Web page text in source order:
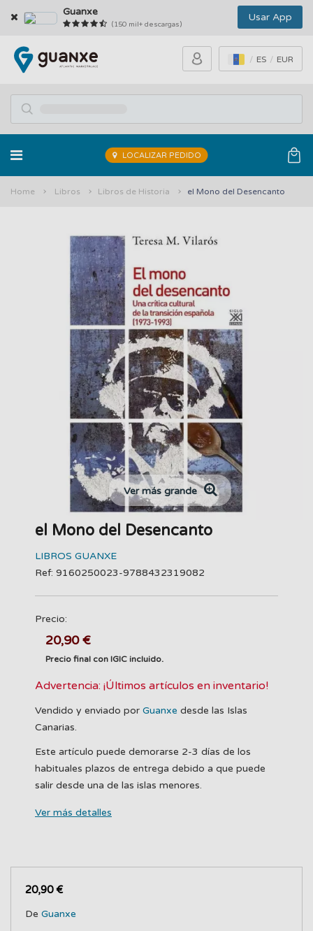
Guanxe
(150 mil+ descargas)
Usar App
ES EUR
LOCALIZAR PEDIDO
Home Libros Libros de Historia el Mono del Desencanto
Ver más grande
el Mono del Desencanto
LIBROS GUANXE
Ref: 9160250023-9788432319082
Precio:
20,90 €
Precio final con IGIC incluido.
Advertencia: ¡Últimos artículos en inventario!
Vendido y enviado por Guanxe desde las Islas
Canarias.
Este artículo puede demorarse 2-3 días de los
habituales plazos de entrega debido a que puede
salir desde una de las islas menores.
Ver más detalles
20,90 €
De Guanxe